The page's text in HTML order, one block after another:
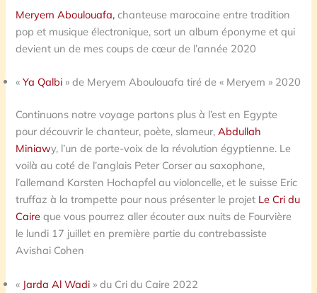
Meryem Aboulouafa, chanteuse marocaine entre tradition
pop et musique électronique, sort un album éponyme et qui
devient un de mes coups de cœur de l’année 2020
«Ya Qalbi » de Meryem Aboulouafa tiré de « Meryem » 2020
Continuons notre voyage partons plus à l’est en Egypte
pour découvrir le chanteur, poète, slameur,Abdullah
Miniawy, l’un de porte-voix de la révolution égyptienne. Le
voilà au coté de l’anglais Peter Corser au saxophone,
l’allemand Karsten Hochapfel au violoncelle, et le suisse Eric
truffaz à la trompette pour nous présenter le projet Le Cri du
Caire que vous pourrez aller écouter aux nuits de Fourvière
le lundi 17 juillet en première partie du contrebassiste
Avishai Cohen
« Jarda Al Wadi » du Cri du Caire 2022